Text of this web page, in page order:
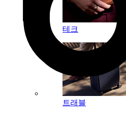
테크
트래블